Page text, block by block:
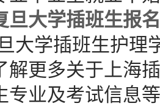
旦大学插班生报
大学插班生护理
解更多关于上海
专业及考试信息